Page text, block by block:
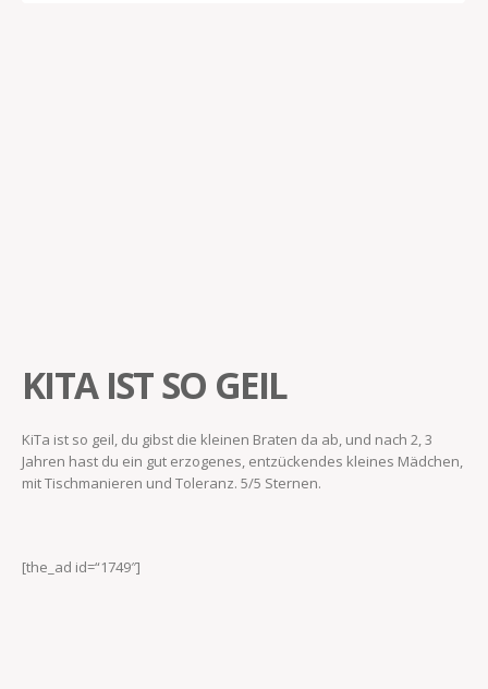
KITA IST SO GEIL
KiTa ist so geil, du gibst die kleinen Braten da ab, und nach 2, 3
Jahren hast du ein gut erzogenes, entzückendes kleines Mädchen,
mit Tischmanieren und Toleranz. 5/5 Sternen.
[the_ad id=“1749″]